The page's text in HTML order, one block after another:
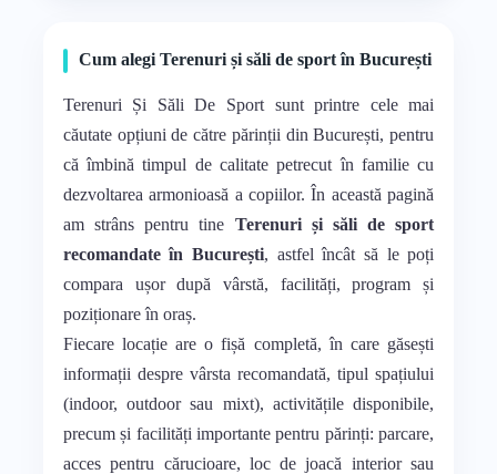
Cum alegi Terenuri și săli de sport în București
Terenuri Și Săli De Sport sunt printre cele mai
căutate opțiuni de către părinții din București, pentru
că îmbină timpul de calitate petrecut în familie cu
dezvoltarea armonioasă a copiilor. În această pagină
am strâns pentru tine Terenuri și săli de sport
recomandate în București, astfel încât să le poți
compara ușor după vârstă, facilități, program și
poziționare în oraș.
Fiecare locație are o fișă completă, în care găsești
informații despre vârsta recomandată, tipul spațiului
(indoor, outdoor sau mixt), activitățile disponibile,
precum și facilități importante pentru părinți: parcare,
acces pentru cărucioare, loc de joacă interior sau